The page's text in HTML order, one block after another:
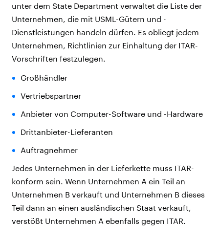
unter dem State Department verwaltet die Liste der
Unternehmen, die mit USML-Gütern und -
Dienstleistungen handeln dürfen. Es obliegt jedem
Unternehmen, Richtlinien zur Einhaltung der ITAR-
Vorschriften festzulegen.
Großhändler
Vertriebspartner
Anbieter von Computer-Software und -Hardware
Drittanbieter-Lieferanten
Auftragnehmer
Jedes Unternehmen in der Lieferkette muss ITAR-
konform sein. Wenn Unternehmen A ein Teil an
Unternehmen B verkauft und Unternehmen B dieses
Teil dann an einen ausländischen Staat verkauft,
verstößt Unternehmen A ebenfalls gegen ITAR.